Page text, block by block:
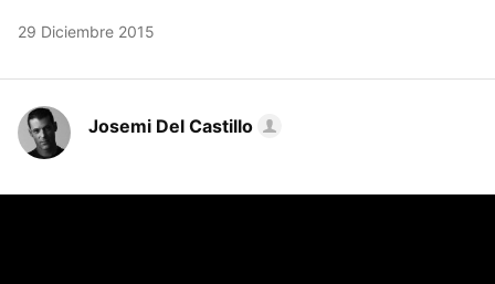
29 Diciembre 2015
Josemi Del Castillo